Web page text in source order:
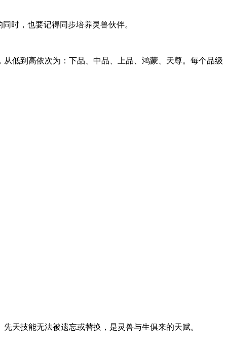
时，也要记得同步培养灵兽伙伴。
低到高依次为：下品、中品、上品、鸿蒙、天尊。每个品级
天技能无法被遗忘或替换，是灵兽与生俱来的天赋。